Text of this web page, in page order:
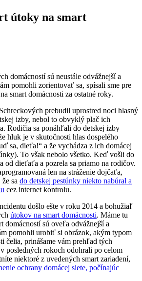
útoky na smart
domácností sú neustále odvážnejší a
pomohli zorientovať sa, spísali sme pre
smart domácnosti za ostatné roky.
prebudil uprostred noci hlasný
izby, nebol to obvyklý plač ich
Rodičia sa ponáhľali do detskej izby
hluk je v skutočnosti hlas dospelého
sa, dieťa!“ a že vychádza z ich domácej
To však nebolo všetko. Keď vošli do
od dieťaťa a pozrela sa priamo na rodičov.
len na stráženie dojčaťa,
sa do detskej pestúnky niekto nabúral a
cez internet kontrolu.
došlo ešte v roku 2014 a bohužiaľ
útokov na smart domácnosti. Máme tu
domácností sú oveľa odvážnejší a
pomohli urobiť si obrázok, akým typom
čelia, prinášame vám prehľad tých
posledných rokoch odohrali po celom
niektoré z uvedených smart zariadení,
ochrany domácej siete, počínajúc